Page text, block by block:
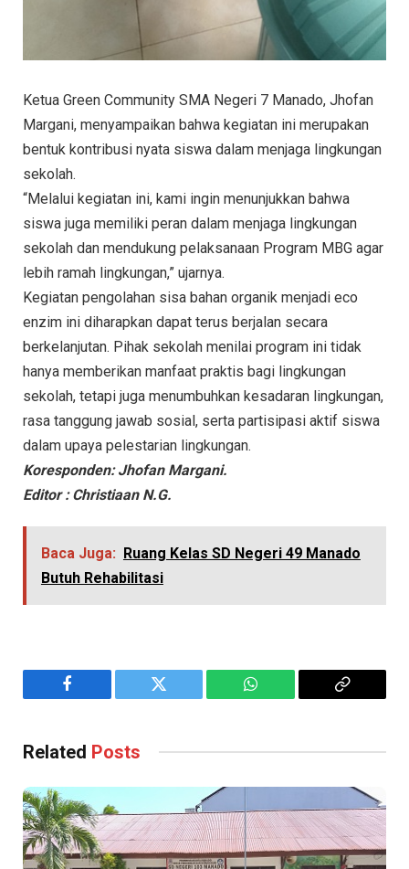
Ketua Green Community SMA Negeri 7 Manado, Jhofan
Margani, menyampaikan bahwa kegiatan ini merupakan
bentuk kontribusi nyata siswa dalam menjaga lingkungan
sekolah.
“Melalui kegiatan ini, kami ingin menunjukkan bahwa
siswa juga memiliki peran dalam menjaga lingkungan
sekolah dan mendukung pelaksanaan Program MBG agar
lebih ramah lingkungan,” ujarnya.
Kegiatan pengolahan sisa bahan organik menjadi eco
enzim ini diharapkan dapat terus berjalan secara
berkelanjutan. Pihak sekolah menilai program ini tidak
hanya memberikan manfaat praktis bagi lingkungan
sekolah, tetapi juga menumbuhkan kesadaran lingkungan,
rasa tanggung jawab sosial, serta partisipasi aktif siswa
dalam upaya pelestarian lingkungan.
Koresponden: Jhofan Margani.
Editor : Christiaan N.G.
Baca Juga: Ruang Kelas SD Negeri 49 Manado
Butuh Rehabilitasi
Facebook Twitter WhatsApp
Copy
Related Posts